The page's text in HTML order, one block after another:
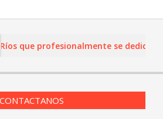
que profesionalmente se
CONTACTANOS